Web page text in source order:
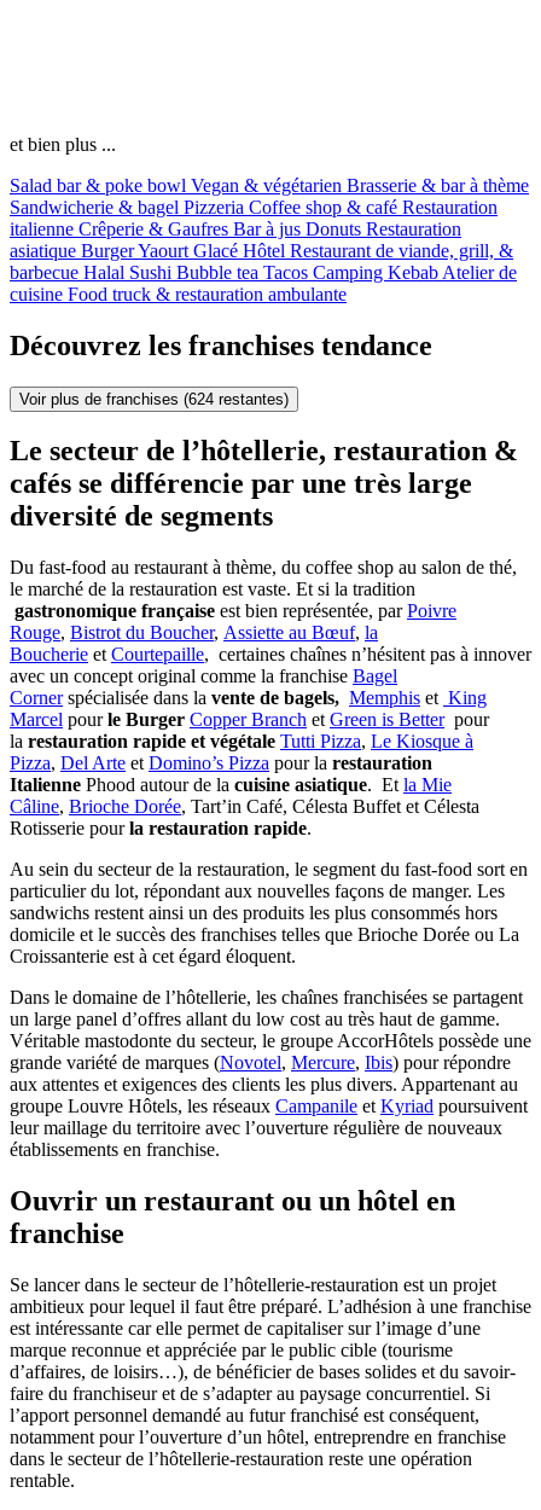
et bien plus ...
Salad bar & poke bowl Vegan & végétarien Brasserie & bar à thème
Sandwicherie & bagel Pizzeria Coffee shop & café Restauration
italienne Crêperie & Gaufres Bar à jus Donuts Restauration
asiatique BurgerYaourt Glacé Hôtel Restaurant de viande, grill, &
barbecue Halal Sushi Bubble tea Tacos Camping Kebab Atelier de
cuisine Food truck & restauration ambulante
Découvrez les franchises tendance
Voir plus de franchises (624 restantes)
Le secteur de l’hôtellerie, restauration &
cafés se différencie par une très large
diversité de segments
Du fast-food au restaurant à thème, du coffee shop au salon de thé,
le marché de la restauration est vaste. Et si la tradition
gastronomique française est bien représentée, parPoivre
Rouge, Bistrot du Boucher, Assiette au Bœuf, la
Boucherie et Courtepaille, certaines chaînes n’hésitent pas à innover
avec un concept original comme la franchise Bagel
Cornerspécialisée dans la vente de bagels, Memphis et King
Marcel pourle Burger Copper Branch et Green is Betterpour
la restauration rapide et végétale Tutti Pizza, Le Kiosque à
Pizza, Del Arte et Domino’s Pizza pour la restauration
Italienne Phood autour de la cuisine asiatique. Et la Mie
Câline, Brioche Dorée, Tart’in Café, Célesta Buffet et Célesta
Rotisserie pourla restauration rapide.
Au sein du secteur de la restauration, le segment du fast-food sort en
particulier du lot, répondant aux nouvelles façons de manger. Les
sandwichs restent ainsi un des produits les plus consommés hors
domicile et le succès des franchises telles que Brioche Dorée ou La
Croissanterie est à cet égard éloquent.
Dans le domaine de l’hôtellerie, les chaînes franchisées se partagent
un large panel d’offres allant du low cost au très haut de gamme.
Véritable mastodonte du secteur, le groupe AccorHôtels possède une
grande variété de marques (Novotel, Mercure, Ibis) pour répondre
aux attentes et exigences des clients les plus divers. Appartenant au
groupe Louvre Hôtels, les réseaux Campanile et Kyriad poursuivent
leur maillage du territoire avec l’ouverture régulière de nouveaux
établissements en franchise.
Ouvrir un restaurant ou un hôtel en
franchise
Se lancer dans le secteur de l’hôtellerie-restauration est un projet
ambitieux pour lequel il faut être préparé. L’adhésion à une franchise
est intéressante car elle permet de capitaliser sur l’image d’une
marque reconnue et appréciée par le public cible (tourisme
d’affaires, de loisirs…), de bénéficier de bases solides et du savoir-
faire du franchiseur et de s’adapter au paysage concurrentiel. Si
l’apport personnel demandé au futur franchisé est conséquent,
notamment pour l’ouverture d’un hôtel, entreprendre en franchise
dans le secteur de l’hôtellerie-restauration reste une opération
rentable.